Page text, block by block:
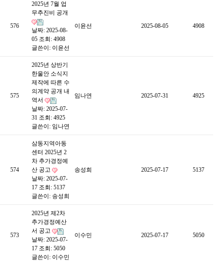
576
2025년 7월 업
무추진비 공개
날짜: 2025-08-
05 조회: 4908
글쓴이: 이윤선
이윤선 2025-08-05 4908
575
2025년 상반기
한울안 소식지
제작에 따른 수
의계약 공개 내
역서
날짜: 2025-07-
31 조회: 4925
글쓴이: 임나연
임나연 2025-07-31 4925
574
삼동지역아동
센터 2025년 2
차 추가경정예
산 공고
날짜: 2025-07-
17 조회: 5137
글쓴이: 송성희
송성희 2025-07-17 5137
573
2025년 제2차
추가경정예산
서 공고
날짜: 2025-07-
17 조회: 5050
글쓴이: 이수민
이수민 2025-07-17 5050